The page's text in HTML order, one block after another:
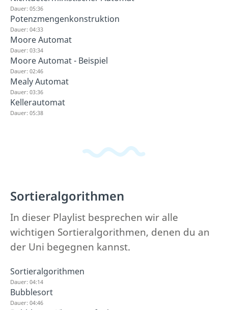
Dauer: 05:36
Potenzmengenkonstruktion
Dauer: 04:33
Moore Automat
Dauer: 03:34
Moore Automat - Beispiel
Dauer: 02:46
Mealy Automat
Dauer: 03:36
Kellerautomat
Dauer: 05:38
Sortieralgorithmen
In dieser Playlist besprechen wir alle
wichtigen Sortieralgorithmen, denen du an
der Uni begegnen kannst.
Sortieralgorithmen
Dauer: 04:14
Bubblesort
Dauer: 04:46